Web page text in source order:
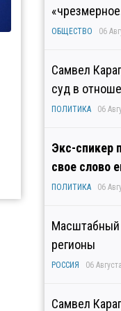
ОБЩЕСТВО 06
Самвел
суд в
ПОЛИТИКА 06
Экс-спикер
свое слово
ПОЛИТИКА 06
Масштабный
регионы
РОССИЯ 06
Самвел